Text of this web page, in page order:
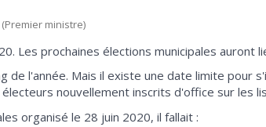
ministre)
Les prochaines élections municipales auront
l'année. Mais il existe une date limite pour
nouvellement inscrits d'office sur les
organisé le 28 juin 2020, il fallait :